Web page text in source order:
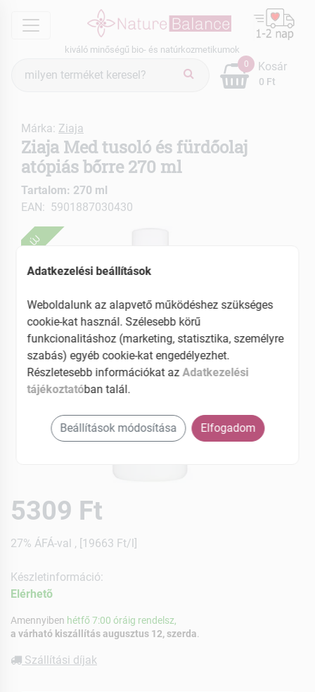
menu
kiváló minőségű bio- és natúrkozmetikumok
keresés
0
0 Ft
Kosár
ÚJ
Márka: Ziaja
Ziaja Med tusoló és fürdőolaj
atópiás bőrre 270 ml
Tartalom: 270 ml
EAN: 5901887030430
5309 Ft
27% ÁFÁ-val , [19663 Ft/l]
Készletinformáció:
Elérhetõ
Amennyiben hétfő 7:00 óráig rendelsz,
a várható kiszállítás augusztus 12, szerda
Szállítási díjak
Adatkezelési beállítások
Weboldalunk az alapvető működéshez szükséges
cookie-kat használ. Szélesebb körű
funkcionalitáshoz (marketing, statisztika, személyre
szabás) egyéb cookie-kat engedélyezhet.
Részletesebb információkat azAdatkezelési
tájékoztatóban talál.
Beállítások módosítása Elfogadom